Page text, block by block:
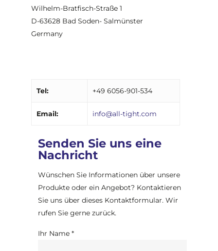
Wilhelm-Bratfisch-Straße 1
D-63628 Bad Soden- Salmünster
Germany
Tel: +49 6056-901-534
Email: info@all-tight.com
Senden Sie uns eine
Nachricht
Wünschen Sie Informationen über unsere
Produkte oder ein Angebot? Kontaktieren
Sie uns über dieses Kontaktformular. Wir
rufen Sie gerne zurück.
Ihr Name *